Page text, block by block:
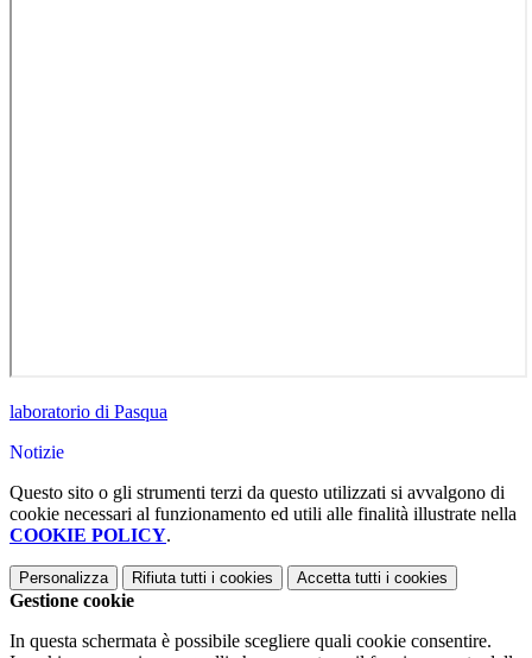
laboratorio di Pasqua
Notizie
Questo sito o gli strumenti terzi da questo utilizzati si avvalgono di
cookie necessari al funzionamento ed utili alle finalità illustrate nella
COOKIE POLICY.
Personalizza Rifiuta tutti i cookies Accetta tutti i cookies
Gestione cookie
In questa schermata è possibile scegliere quali cookie consentire.